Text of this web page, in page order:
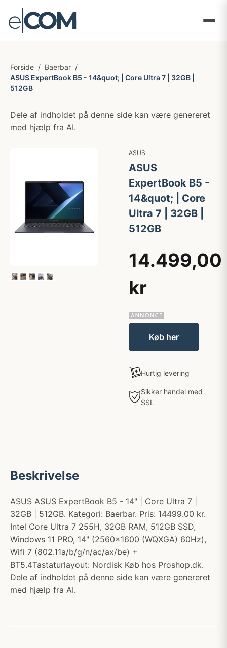
Forside / Baerbar /
ASUS ExpertBook B5 - 14&quot; | Core Ultra 7 | 32GB |
512GB
Dele af indholdet på denne side kan være genereret
med hjælp fra AI.
ASUS
ASUS
ExpertBook B5 -
14&quot; | Core
Ultra 7 | 32GB |
512GB
14.499,00
kr
Køb her
Hurtig levering
Sikker handel med
SSL
Beskrivelse
ASUS ASUS ExpertBook B5 - 14" | Core Ultra 7 |
32GB | 512GB. Kategori: Baerbar. Pris: 14499.00 kr.
Intel Core Ultra 7 255H, 32GB RAM, 512GB SSD,
Windows 11 PRO, 14" (2560x1600 (WQXGA) 60Hz),
Wifi 7 (802.11a/b/g/n/ac/ax/be) +
BT5.4Tastaturlayout: Nordisk Køb hos Proshop.dk.
Dele af indholdet på denne side kan være genereret
med hjælp fra AI.